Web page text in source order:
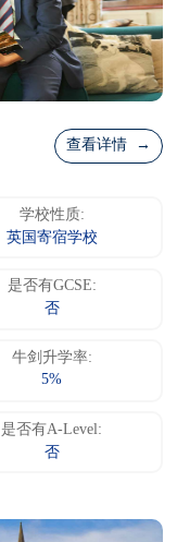
查看详情 →
学校性质:
英国寄宿学校
是否有GCSE:
否
牛剑升学率:
5%
是否有A-Level:
否